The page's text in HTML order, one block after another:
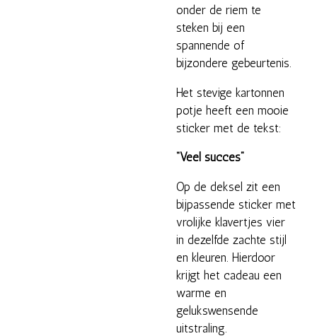
onder de riem te
steken bij een
spannende of
bijzondere gebeurtenis.
Het stevige kartonnen
potje heeft een mooie
sticker met de tekst:
“Veel succes”
Op de deksel zit een
bijpassende sticker met
vrolijke klavertjes vier
in dezelfde zachte stijl
en kleuren. Hierdoor
krijgt het cadeau een
warme en
gelukswensende
uitstraling.